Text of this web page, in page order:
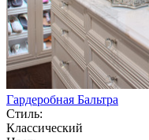
Гардеробная Бальтра
Стиль:
Классический